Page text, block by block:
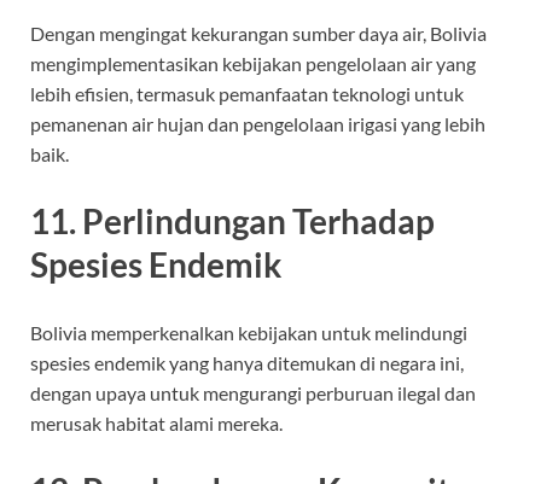
Dengan mengingat kekurangan sumber daya air, Bolivia
mengimplementasikan kebijakan pengelolaan air yang
lebih efisien, termasuk pemanfaatan teknologi untuk
pemanenan air hujan dan pengelolaan irigasi yang lebih
baik.
11. Perlindungan Terhadap
Spesies Endemik
Bolivia memperkenalkan kebijakan untuk melindungi
spesies endemik yang hanya ditemukan di negara ini,
dengan upaya untuk mengurangi perburuan ilegal dan
merusak habitat alami mereka.